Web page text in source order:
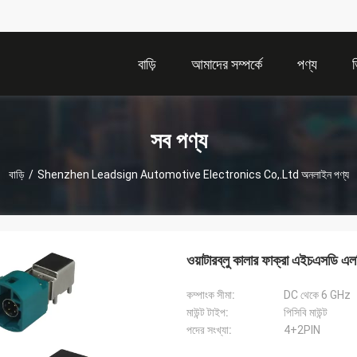
বাড়ি আমাদের সম্পর্কে পণ্য
সব পণ্য
বাড়ি / Shenzhen Leadsign Automotive Electronics Co,.Ltd অনলাইন পণ্য
ওয়াটারব্লু কালার ফাক্রা এইচএসডি
কম্পাংক সীমা:
DC থেকে 6 GHz
মাউন্ট টাইপ:
পিসিবি মাউন্ট
পদের সংখ্যা:
4+2PIN